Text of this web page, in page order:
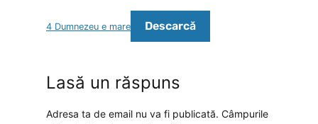
4 Dumnezeu e mare Descarcă
Lasă un răspuns
Adresa ta de email nu va fi publicată. Câmpurile